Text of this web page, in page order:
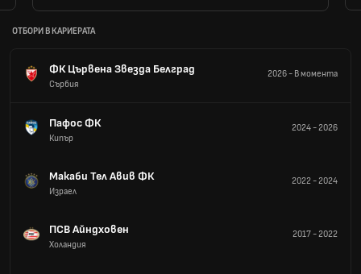
ОТБОРИ В КАРИЕРАТА
ФК Цървена Звезда Белград
Сърбия
2026- В момента
Пафос ФК
Кипър
2024-2026
Макаби Тел Авив ФК
Израел
2022-2024
ПСВ Айндховен
Холандия
2017-2022